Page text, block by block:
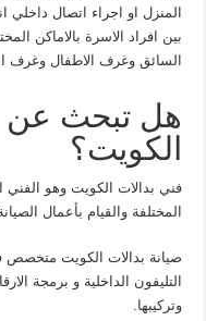
المنزل او اجراء اتصال
بين افراد الاسرة بالاماكن
السائق وغرف الاطفال وغرف
هل تبحث عن
الكويت؟
فني بدالات الكويت وهو الفني
المختلفة والقيام بأعمال
صيانة بدالات الكويت
التليفون الداخلية و برمجة
وتركيبها.